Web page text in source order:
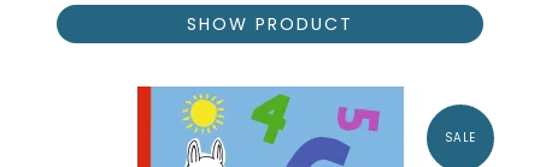
SHOW PRODUCT
SALE